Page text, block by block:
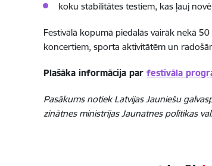
koku stabilitātes testiem, kas ļauj
Festivālā kopumā piedalās vairāk nekā
koncertiem, sporta aktivitātēm un
Plašāka informācija parfestivāla
Pasākums notiek Latvijas Jauniešu
zinātnes ministrijas Jaunatnes politikas